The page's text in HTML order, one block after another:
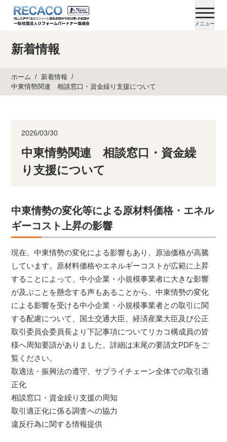
メニュー
新着情報
ホーム
新着情報
中東情勢関連 相談窓口・資金繰り支援について
2026/03/30
中東情勢関連 相談窓口・資金繰
り支援について
中東情勢の変化等による原材料価格・エネル
ギーコスト上昇の影響
現在、中東情勢の変化による影響もあり、原油価格が高騰
しています。原材料価格やエネルギーコストが広範に上昇
することによって、中小企業・小規模事業者に大きな影響
が及ぶことを懸念する声もあることから、中東情勢の変化
による影響を受ける中小企業・小規模事業者との取引に関
する配慮について、国土交通大臣、経済産業大臣及び公正
取引委員会委員長より下記事項についてリカコ構成員の皆
様へ周知要請がありました。詳細は末尾の要請文PDFをご
覧ください。
取適法・振興法の遵守、サプライチェーン全体での取引適
正化
相談窓口・資金繰り支援の周知
取引適正化に係る調査への協力
違反行為に関する情報提供